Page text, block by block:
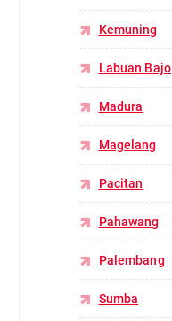
Kemuning
Labuan Bajo
Madura
Magelang
Pacitan
Pahawang
Palembang
Sumba